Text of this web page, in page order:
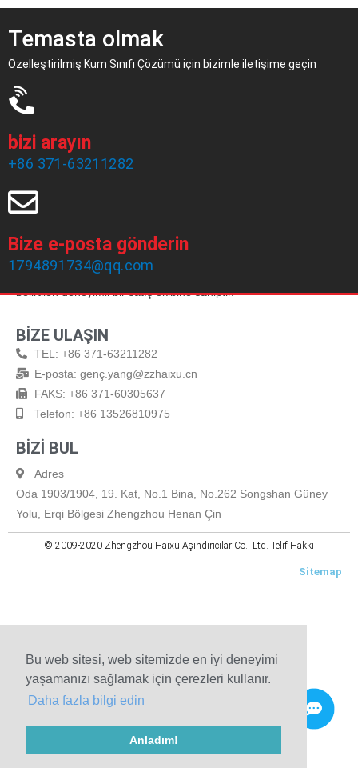
Bu web sitesi, web sitemizde en iyi deneyimi
yaşamanızı sağlamak için çerezleri kullanır.
Daha fazla bilgi edin
Anladım!
Temasta olmak
Özelleştirilmiş Kum Sınıfı Çözümü için bizimle iletişime geçin
bizi arayın
+86 371-63211282
Bize e-posta gönderin
1794891734@qq.com
Zhengzhou Haixu Abrasives Co., Ltd, 1999 yılında kurulmuş, 20
yıllık üretim tecrübesine ve Güney Afrika kromit kumu üretiminde
belirtilen deneyimli bir satış ekibine sahiptir.
BİZE ULAŞIN
TEL: +86 371-63211282
E-posta: genç.yang@zzhaixu.cn
FAKS: +86 371-60305637
Telefon: +86 13526810975
BİZİ BUL
Adres
Oda 1903/1904, 19. Kat, No.1 Bina, No.262 Songshan Güney
Yolu, Erqi Bölgesi Zhengzhou Henan Çin
© 2009-2020 Zhengzhou Haixu Aşındırıcılar Co., Ltd. Telif Hakkı
Sitemap